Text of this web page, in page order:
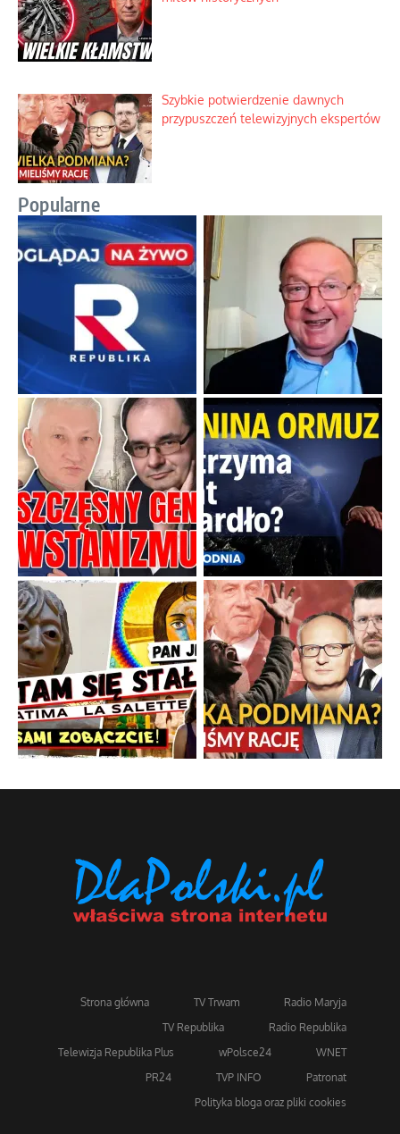
Szybkie potwierdzenie dawnych
przypuszczeń telewizyjnych ekspertów
Popularne
Strona główna TV Trwam
Radio Maryja
TV Republika
Radio Republika
Telewizja Republika Plus
wPolsce24
WNET
PR24
TVP INFO
Patronat
Polityka bloga oraz pliki cookies